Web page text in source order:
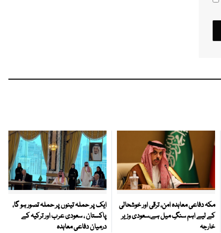
مکہ دفاعی معاہدہ امن، ترقی اور خوشحالی
کے لیے اہم سنگِ میل ہے،سعودی وزیر
خارجہ
ایک پر حملہ تینوں پر حملہ تصور ہو گا،
پاکستان ، سعودی عرب اور ترکیہ کے
درمیان دفاعی معاہدہ